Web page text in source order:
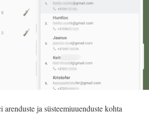
ja süsteemiuuenduste kohta